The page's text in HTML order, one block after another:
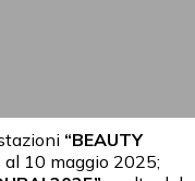
“BEAUTY
al 10 maggio 2025;